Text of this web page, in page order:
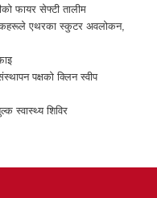
फायर सेफ्टी तालीम
एथरका स्कुटर अवलोकन,
पक्षको क्लिन स्वीप
स्वास्थ्य शिविर